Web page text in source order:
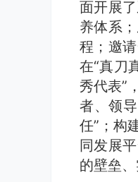
面开展
养体系
程；邀
在“真刀
秀代表”
者、领
任”；构
同发展
的壁垒、